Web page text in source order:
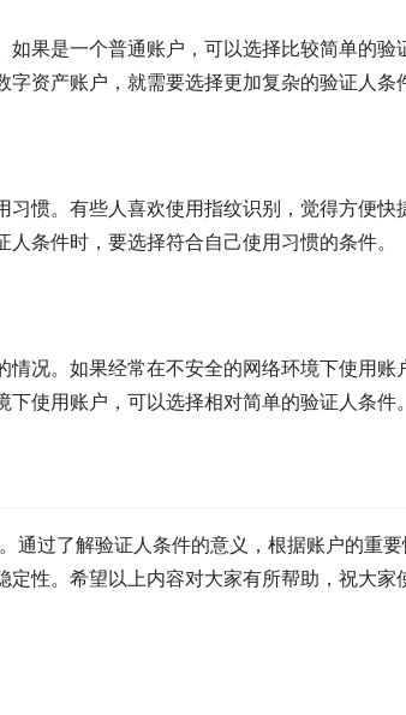
果是一个普通账户，可以选择比较简单的验
资产账户，就需要选择更加复杂的验证人条
惯。有些人喜欢使用指纹识别，觉得方便快
条件时，要选择符合自己使用习惯的条件。
况。如果经常在不安全的网络环境下使用账
使用账户，可以选择相对简单的验证人条件。
通过了解验证人条件的意义，根据账户的重
性。希望以上内容对大家有所帮助，祝大家